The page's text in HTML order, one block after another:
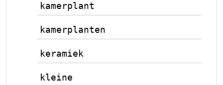
kamerplant
kamerplanten
keramiek
kleine